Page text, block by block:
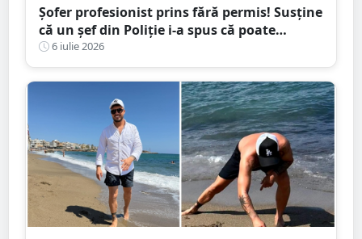
Șofer profesionist prins fără permis! Susține
că un șef din Poliție i-a spus că poate
conduce
6 iulie 2026